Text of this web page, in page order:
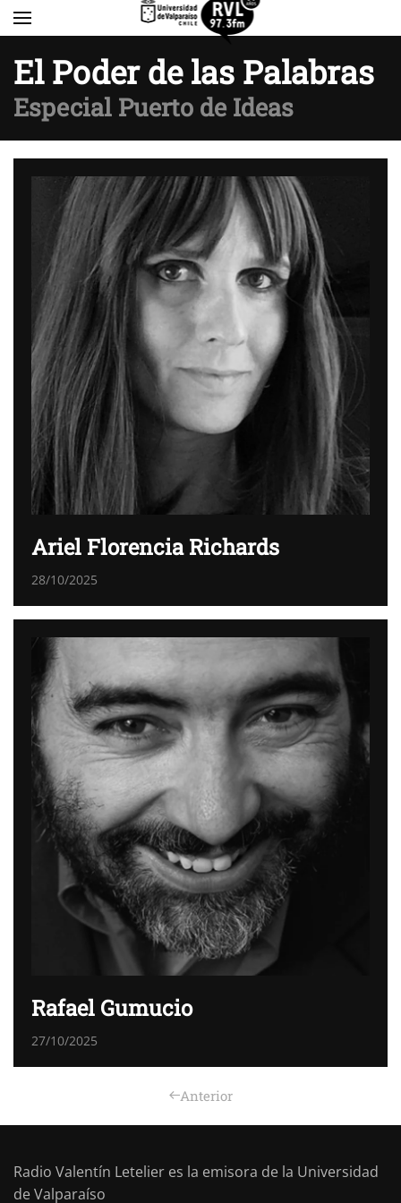
El Poder de las Palabras
Especial Puerto de Ideas
Ariel Florencia Richards
28/10/2025
Rafael Gumucio
27/10/2025
Anterior
Radio Valentín Letelier es la emisora de la Universidad
de Valparaíso